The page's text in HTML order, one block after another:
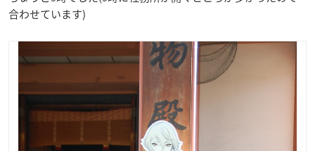
合わせています)